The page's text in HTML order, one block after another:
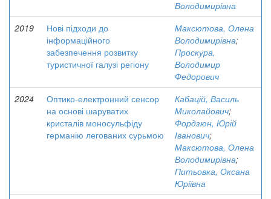
Володимирівна
2019
Нові підходи до
інформаційного
забезпечення розвитку
туристичної галузі регіону
Максютова, Олена
Володимирівна;
Проскура,
Володимир
Федорович
2024
Оптико-електронний сенсор
на основі шаруватих
кристалів моносульфіду
германію легованих сурьмою
Кабацій, Василь
Миколайович;
Фордзюн, Юрій
Іванович;
Максютова, Олена
Володимирівна;
Питьовка, Оксана
Юріївна